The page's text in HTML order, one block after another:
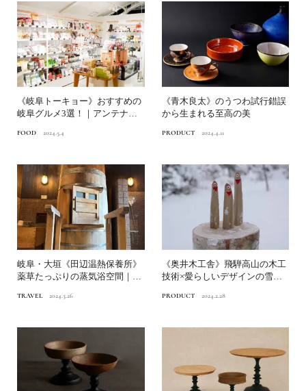
《岐阜トーキョー》おすすめの
岐阜グルメ3選！｜アンテナシ
FOOD 2024.5.4
《青木良太》のうつわ試行錯誤
から生まれる至高の美
PRODUCT 2024.4.11
岐阜・大垣《田辺温熱保養所》
薬草たっぷりの蒸気浴空間｜伝
TRAVEL 2024.3.26
《奥井木工舎》飛騨高山の木工
技術×愛らしいデザインの雪入
PRODUCT 2024.2.28